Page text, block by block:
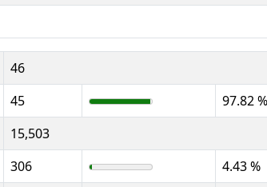
46
45
97.82 %
15,503
306
4.43 %